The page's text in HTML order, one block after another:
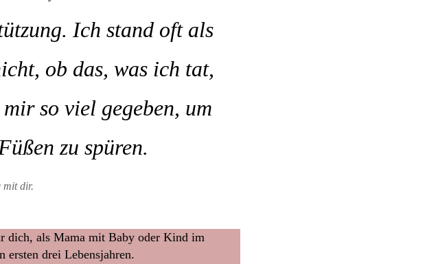
Ich stand oft als
ob das, was ich tat,
so viel gegeben, um
zu spüren.
mit dir.
dich, als Mama mit Baby oder Kind im
ersten drei Lebensjahren.